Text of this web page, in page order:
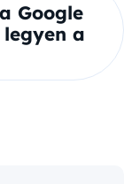
Google
a